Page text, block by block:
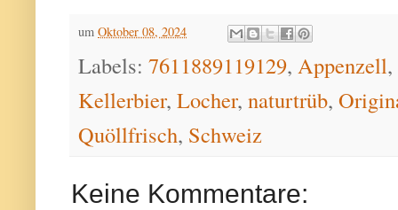
um Oktober 08, 2024
Labels: 7611889119129, Appenzell,
Kellerbier, Locher, naturtrüb,
Quöllfrisch, Schweiz
Keine Kommentare: